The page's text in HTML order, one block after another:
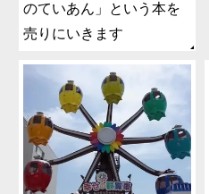
のていあん」という本を
売りにいきます